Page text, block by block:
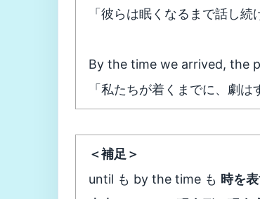
「彼らは眠くなるまで話し続
By the time we arrived, the
「私たちが着くまでに、劇は
＜補足＞
until も by the time も 時を